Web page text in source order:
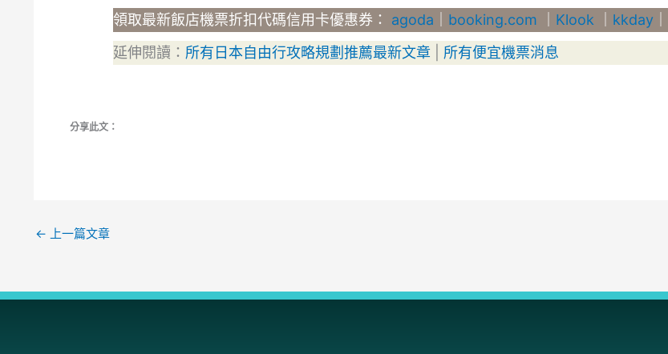
領取最新飯店機票折扣代碼信用卡優惠券： agoda booking.com Klook kkday
延伸閱讀： 所有日本自由行攻略規劃推薦最新文章 所有便宜機票消息
分享此文：
← 上一篇文章